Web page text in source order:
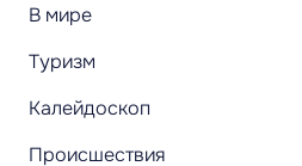
В мире
Туризм
Калейдоскоп
Происшествия